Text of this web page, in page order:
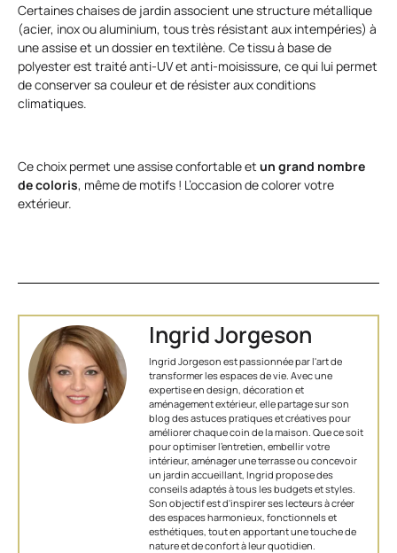
Certaines chaises de jardin associent une structure métallique
(acier, inox ou aluminium, tous très résistant aux intempéries) à
une assise et un dossier en textilène. Ce tissu à base de
polyester est traité anti-UV et anti-moisissure, ce qui lui permet
de conserver sa couleur et de résister aux conditions
climatiques.
Ce choix permet une assise confortable et un grand nombre
de coloris, même de motifs ! L’occasion de colorer votre
extérieur.
Ingrid Jorgeson
Ingrid Jorgeson est passionnée par l'art de
transformer les espaces de vie. Avec une
expertise en design, décoration et
aménagement extérieur, elle partage sur son
blog des astuces pratiques et créatives pour
améliorer chaque coin de la maison. Que ce soit
pour optimiser l’entretien, embellir votre
intérieur, aménager une terrasse ou concevoir
un jardin accueillant, Ingrid propose des
conseils adaptés à tous les budgets et styles.
Son objectif est d'inspirer ses lecteurs à créer
des espaces harmonieux, fonctionnels et
esthétiques, tout en apportant une touche de
nature et de confort à leur quotidien.